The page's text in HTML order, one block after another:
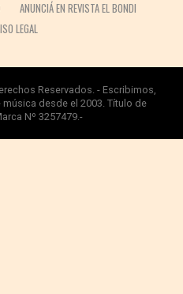
ANUNCIÁ EN REVISTA EL BONDI
LEGAL
Reservados. - Escribimos,
desde el 2003. Título de
Nº 3257479.-